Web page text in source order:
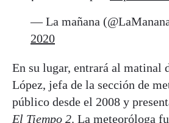
— La mañana
2020
En su lugar, entrará al matinal
López, jefa de la sección de
público desde el 2008 y
El Tiempo 2. La meteoróloga